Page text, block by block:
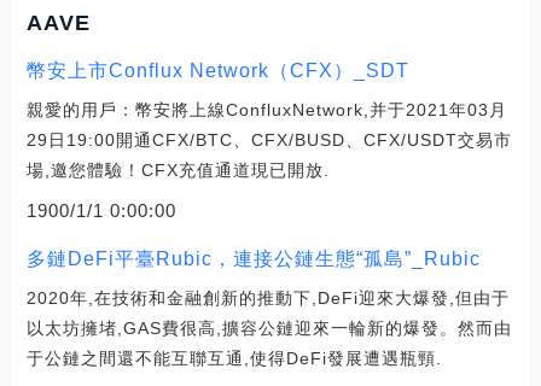
AAVE
幣安上市Conflux Network（CFX）_SDT
親愛的用戶：幣安將上線ConfluxNetwork,并于2021年03月
29日19:00開通CFX/BTC、CFX/BUSD、CFX/USDT交易市
場,邀您體驗！CFX充值通道現已開放.
1900/1/1 0:00:00
多鏈DeFi平臺Rubic，連接公鏈生態“孤島”_Rubic
2020年,在技術和金融創新的推動下,DeFi迎來大爆發,但由于
以太坊擁堵,GAS費很高,擴容公鏈迎來一輪新的爆發。然而由
于公鏈之間還不能互聯互通,使得DeFi發展遭遇瓶頸.